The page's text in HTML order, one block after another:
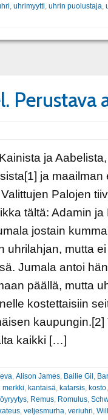
, uhrimyytti, uhrin puolustaja,
Perustava
ja
ja maailman
Palojen
tältä: Adamin
jostain
uhrilahjan, mutta
Jumala antoi
päällä, mutta
kostettaisiin
kaikki […]
Alison James, Bailie Gil
merkki kantaisä katarsis, kosto,
, Remus, Romulus,
, veljesmurha veriuhri